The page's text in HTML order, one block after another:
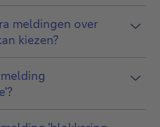
meldingen over
kiezen?